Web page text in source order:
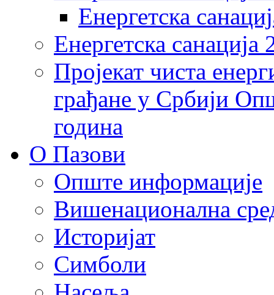
Енергетска
Енергетска
Пројекат чиста
грађане у Србији
година
О Пазови
Опште информације
Вишенационална
Историјат
Симболи